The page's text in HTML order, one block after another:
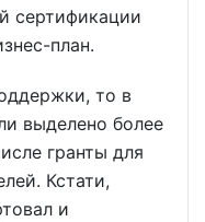
сертификации
план.
то в
выделено более
гранты для
Кстати,
и